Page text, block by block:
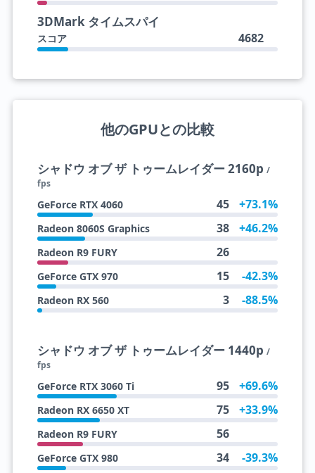
3DMark タイムスパイ
スコア 4682
他のGPUとの比較
シャドウ オブ ザ トゥームレイダー 2160p /
fps
GeForce RTX 4060 45 +73.1%
Radeon 8060S Graphics 38 +46.2%
Radeon R9 FURY 26
GeForce GTX 970 15 -42.3%
Radeon RX 560 3 -88.5%
シャドウ オブ ザ トゥームレイダー 1440p /
fps
GeForce RTX 3060 Ti 95 +69.6%
Radeon RX 6650 XT 75 +33.9%
Radeon R9 FURY 56
GeForce GTX 980 34 -39.3%